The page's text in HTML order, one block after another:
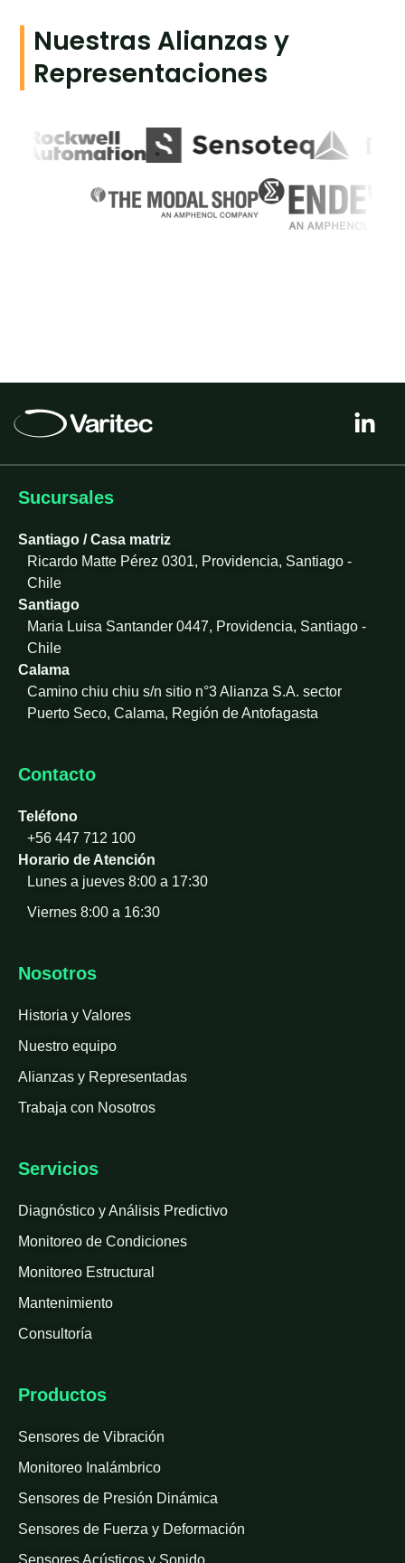
Nuestras Alianzas y
Representaciones
i
k
n
Sucursales
Santiago / Casa matriz
Ricardo Matte Pérez 0301, Providencia, Santiago -
Chile
Santiago
Maria Luisa Santander 0447, Providencia, Santiago -
Chile
Calama
Camino chiu chiu s/n sitio n°3 Alianza S.A. sector
Puerto Seco, Calama, Región de Antofagasta
Contacto
Teléfono
+56 447 712 100
Horario de Atención
Lunes a jueves 8:00 a 17:30
Viernes 8:00 a 16:30
Nosotros
Historia y Valores
Nuestro equipo
Alianzas y Representadas
Trabaja con Nosotros
Servicios
Diagnóstico y Análisis Predictivo
Monitoreo de Condiciones
Monitoreo Estructural
Mantenimiento
Consultoría
Productos
Sensores de Vibración
Monitoreo Inalámbrico
Sensores de Presión Dinámica
Sensores de Fuerza y Deformación